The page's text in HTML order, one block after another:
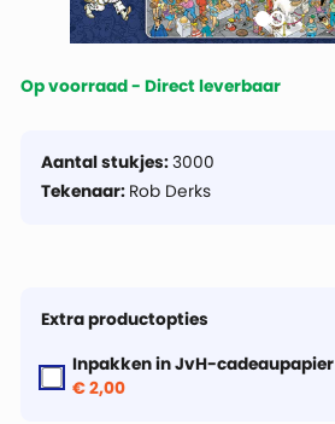
Op voorraad - Direct leverbaar
Aantal stukjes:3000
Tekenaar: Rob Derks
Extra productopties
Inpakken in JvH-cadeaupapier
€ 2,00